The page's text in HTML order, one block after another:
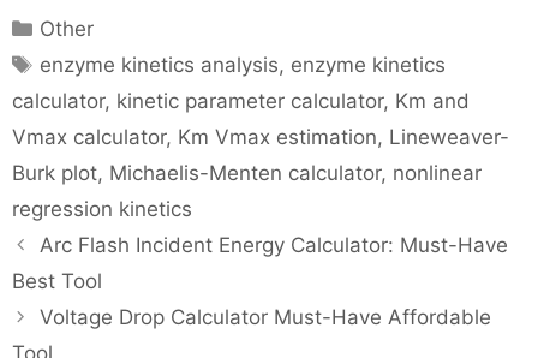
Categories
Other
Tags
enzyme kinetics analysis, enzyme kinetics
calculator, kinetic parameter calculator, Km and
Vmax calculator, Km Vmax estimation, Lineweaver-
Burk plot, Michaelis-Menten calculator, nonlinear
regression kinetics
Arc Flash Incident Energy Calculator: Must-Have
Best Tool
Voltage Drop Calculator Must-Have Affordable
Tool